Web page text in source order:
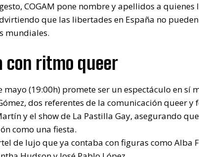
COGAM pone nombre y apellidos a
que las libertades en España no
mundiales.
con ritmo queer
(19:00h) promete ser un espectáculo en sí
dos referentes de la comunicación queer
y el show de La Pastilla Gay, asegurando
como una fiesta.
de lujo que ya contaba con figuras como Alba